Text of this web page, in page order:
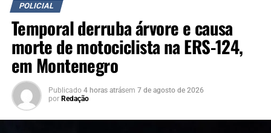
POLICIAL
Temporal derruba árvore e causa
morte de motociclista na ERS-124,
em Montenegro
Publicado 4 horas atrásem 7 de agosto de 2026
por Redação